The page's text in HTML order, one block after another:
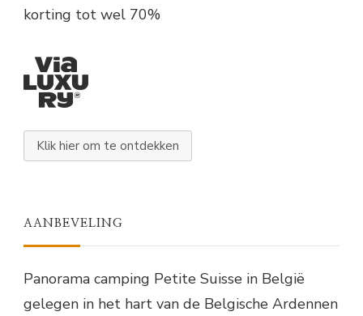
korting tot wel 70%
Klik hier om te ontdekken
AANBEVELING
Panorama camping Petite Suisse in België
gelegen in het hart van de Belgische Ardennen